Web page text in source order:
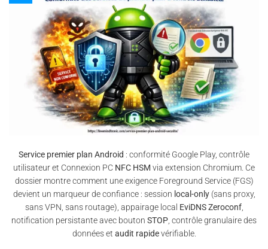
Service premier plan Android : conformité Google Play, contrôle
utilisateur et Connexion PC NFC HSM via extension Chromium. Ce
dossier montre comment une exigence Foreground Service (FGS)
devient un marqueur de confiance : session local-only(sans proxy,
sans VPN, sans routage), appairage local EviDNS Zeroconf,
notification persistante avec bouton STOP , contrôle granulaire des
données et audit rapidevérifiable.